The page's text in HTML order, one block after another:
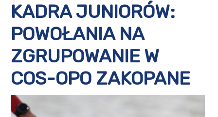
AKTUALNOŚCI
WIOŚLARSTWO
SZKOLENIE
OGŁOSZENIA
REGATY
KADRA JUNIORÓW:
POWOŁANIA NA
ZGRUPOWANIE W
COS-OPO ZAKOPANE